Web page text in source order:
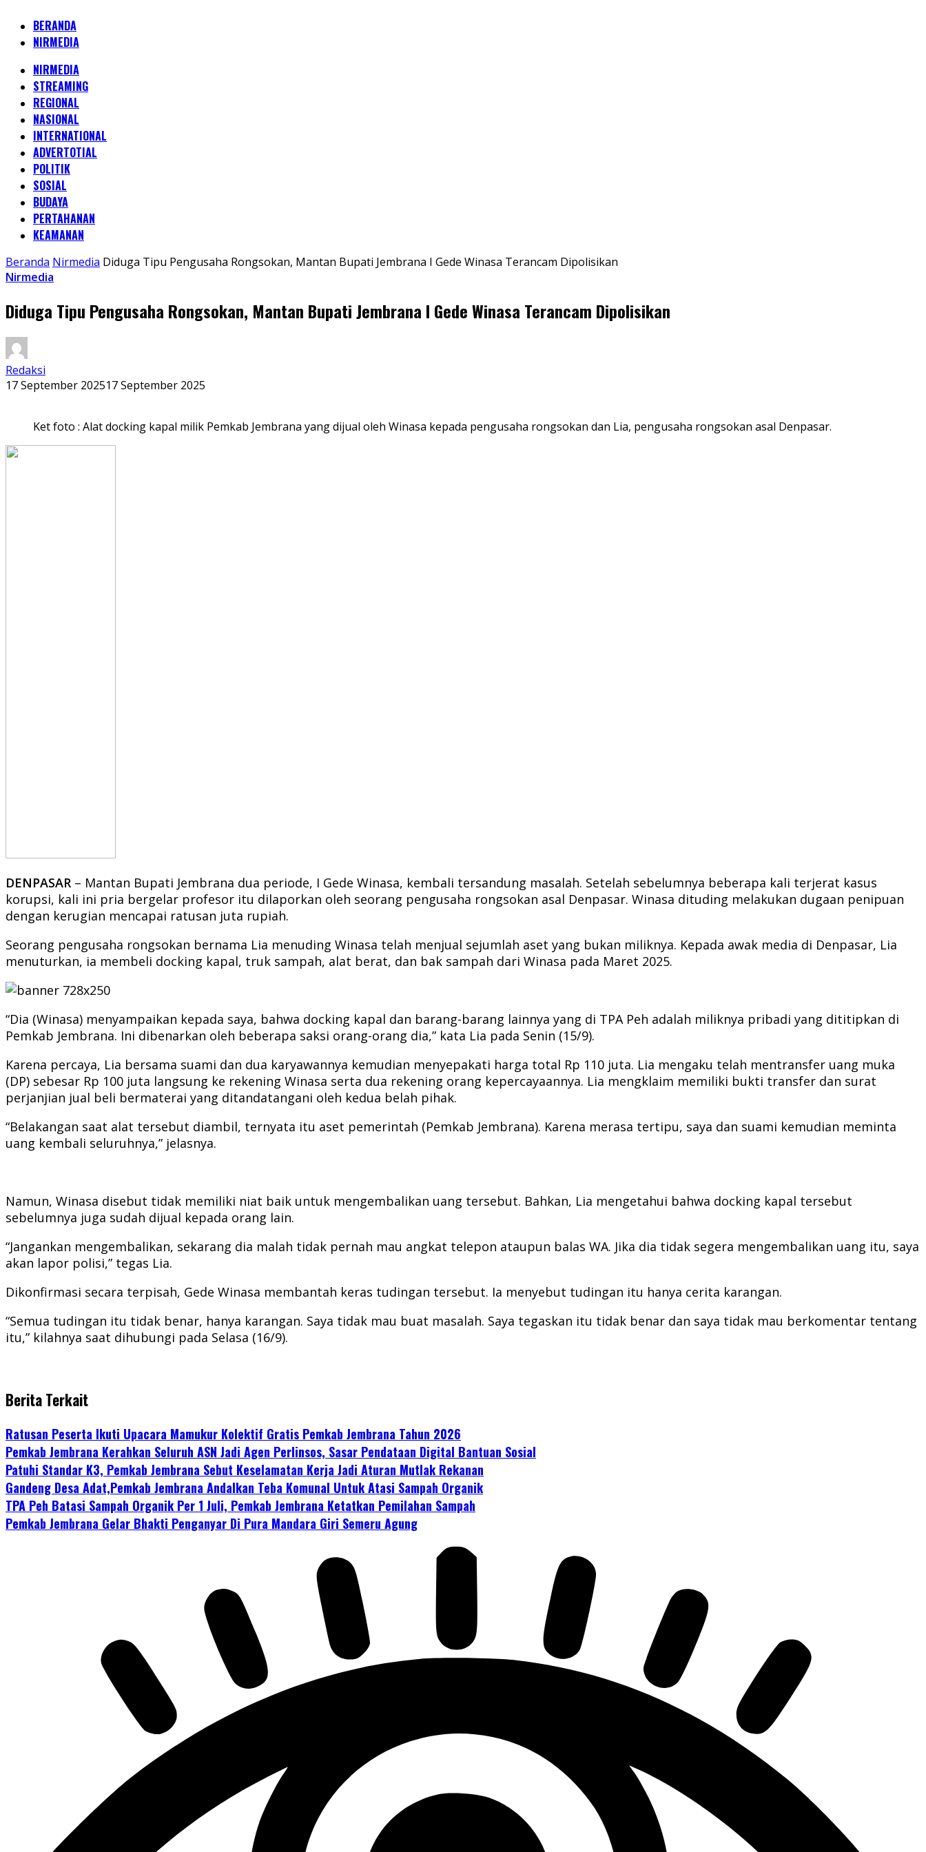
BERANDA
NIRMEDIA
NIRMEDIA
STREAMING
REGIONAL
NASIONAL
INTERNATIONAL
ADVERTOTIAL
POLITIK
SOSIAL
BUDAYA
PERTAHANAN
KEAMANAN
Beranda Nirmedia Diduga Tipu Pengusaha Rongsokan, Mantan Bupati Jembrana I Gede Winasa Terancam Dipolisikan
Nirmedia
Diduga Tipu Pengusaha Rongsokan, Mantan Bupati Jembrana I Gede Winasa Terancam Dipolisikan
Redaksi
17 September 202517 September 2025
Ket foto : Alat docking kapal milik Pemkab Jembrana yang dijual oleh Winasa kepada pengusaha rongsokan dan Lia, pengusaha rongsokan asal Denpasar.
DENPASAR – Mantan Bupati Jembrana dua periode, I Gede Winasa, kembali tersandung masalah. Setelah sebelumnya beberapa kali terjerat kasus
korupsi, kali ini pria bergelar profesor itu dilaporkan oleh seorang pengusaha rongsokan asal Denpasar. Winasa dituding melakukan dugaan penipuan
dengan kerugian mencapai ratusan juta rupiah.
Seorang pengusaha rongsokan bernama Lia menuding Winasa telah menjual sejumlah aset yang bukan miliknya. Kepada awak media di Denpasar, Lia
menuturkan, ia membeli docking kapal, truk sampah, alat berat, dan bak sampah dari Winasa pada Maret 2025.
“Dia (Winasa) menyampaikan kepada saya, bahwa docking kapal dan barang-barang lainnya yang di TPA Peh adalah miliknya pribadi yang dititipkan di
Pemkab Jembrana. Ini dibenarkan oleh beberapa saksi orang-orang dia,” kata Lia pada Senin (15/9).
Karena percaya, Lia bersama suami dan dua karyawannya kemudian menyepakati harga total Rp 110 juta. Lia mengaku telah mentransfer uang muka
(DP) sebesar Rp 100 juta langsung ke rekening Winasa serta dua rekening orang kepercayaannya. Lia mengklaim memiliki bukti transfer dan surat
perjanjian jual beli bermaterai yang ditandatangani oleh kedua belah pihak.
“Belakangan saat alat tersebut diambil, ternyata itu aset pemerintah (Pemkab Jembrana). Karena merasa tertipu, saya dan suami kemudian meminta
uang kembali seluruhnya,” jelasnya.
Namun, Winasa disebut tidak memiliki niat baik untuk mengembalikan uang tersebut. Bahkan, Lia mengetahui bahwa docking kapal tersebut
sebelumnya juga sudah dijual kepada orang lain.
“Jangankan mengembalikan, sekarang dia malah tidak pernah mau angkat telepon ataupun balas WA. Jika dia tidak segera mengembalikan uang itu, saya
akan lapor polisi,” tegas Lia.
Dikonfirmasi secara terpisah, Gede Winasa membantah keras tudingan tersebut. Ia menyebut tudingan itu hanya cerita karangan.
“Semua tudingan itu tidak benar, hanya karangan. Saya tidak mau buat masalah. Saya tegaskan itu tidak benar dan saya tidak mau berkomentar tentang
itu,” kilahnya saat dihubungi pada Selasa (16/9).
Berita Terkait
Ratusan Peserta Ikuti Upacara Mamukur Kolektif Gratis Pemkab Jembrana Tahun 2026
Pemkab Jembrana Kerahkan Seluruh ASN Jadi Agen Perlinsos, Sasar Pendataan Digital Bantuan Sosial
Patuhi Standar K3, Pemkab Jembrana Sebut Keselamatan Kerja Jadi Aturan Mutlak Rekanan
Gandeng Desa Adat,Pemkab Jembrana Andalkan Teba Komunal Untuk Atasi Sampah Organik
TPA Peh Batasi Sampah Organik Per 1 Juli, Pemkab Jembrana Ketatkan Pemilahan Sampah
Pemkab Jembrana Gelar Bhakti Penganyar Di Pura Mandara Giri Semeru Agung